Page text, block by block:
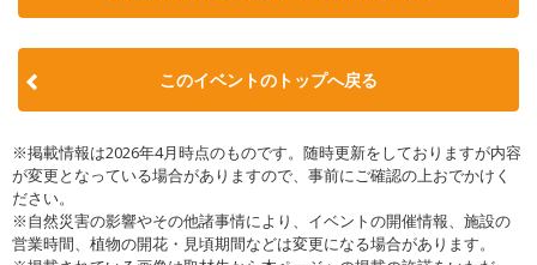
このイベントのトップへ戻る
※掲載情報は2026年4月時点のものです。随時更新をしておりますが内容
が変更となっている場合がありますので、事前にご確認の上おでかけく
ださい。
※自然災害の影響やその他諸事情により、イベントの開催情報、施設の
営業時間、植物の開花・見頃期間などは変更になる場合があります。